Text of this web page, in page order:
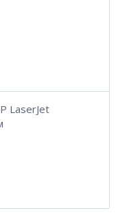
LaserJet